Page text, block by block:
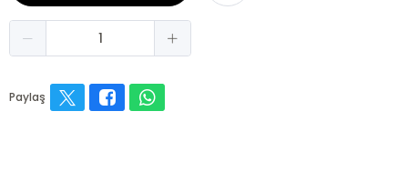
Paylaş